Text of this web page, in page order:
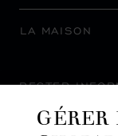
LA MAISON
RESTER
GÉRER